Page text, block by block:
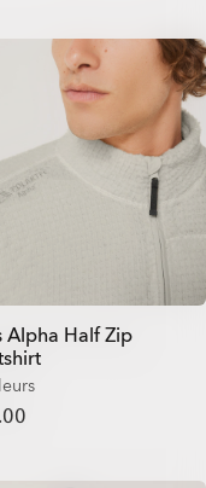
Alpha Half Zip